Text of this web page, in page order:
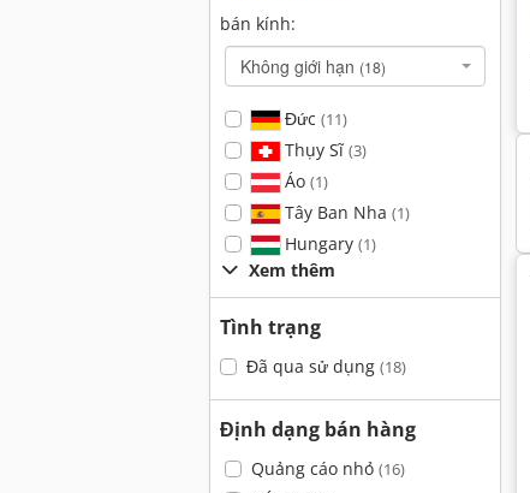
bán kính:
Không giới hạn (18)
Đức (11)
Thụy Sĩ(3)
Áo (1)
Tây Ban Nha (1)
Hungary (1)
Xem thêm
Tình trạng
Đã qua sử dụng (18)
Định dạng bán hàng
Quảng cáo nhỏ (16)
Blohm Máy Mài Ngang